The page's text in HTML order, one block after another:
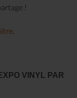
!
.
VINYL PAR